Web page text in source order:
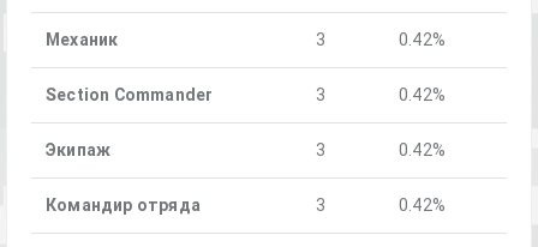
Механик 3 0.42%
Section Commander 3 0.42%
Экипаж 3 0.42%
Командир отряда 3 0.42%